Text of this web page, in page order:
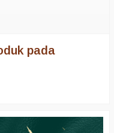
pada